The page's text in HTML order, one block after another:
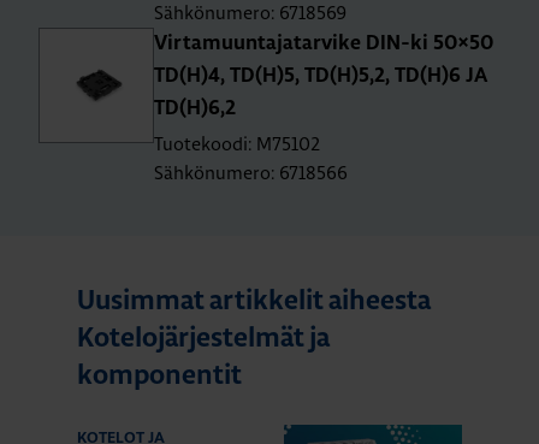
Sähkönumero: 6718569
Vir­ta­muun­ta­ja­tar­vi­ke DIN-ki 50×50
TD(H)4, TD(H)5, TD(H)5,2, TD(H)6 JA
TD(H)6,2
Tuotekoodi: M75102
Sähkönumero: 6718566
Uusimmat artikkelit aiheesta
Kotelojärjestelmät ja
komponentit
KOTELOT JA